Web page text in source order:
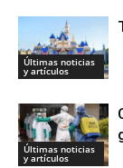
Últimas noticias
y artículos
Últimas noticias
y artículos